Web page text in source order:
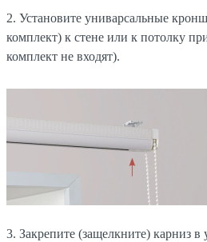
2. Установите униварсальные
комплект) к стене или к потолку
комплект не входят).
3. Закрепите (защелкните) карниз в